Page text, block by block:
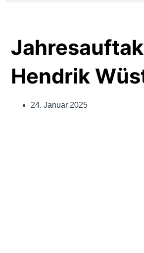
Hendrik
24. Januar 2025